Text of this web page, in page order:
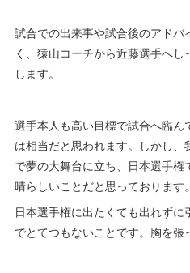
試合での出来事や試合後のアド
く、猿山コーチから近藤選手へ
します。
選手本人も高い目標で試合へ臨
は相当だと思われます。しかし
で夢の大舞台に立ち、日本選手
晴らしいことだと思っております。
日本選手権に出たくても出れず
でとてつもないことです。胸を張